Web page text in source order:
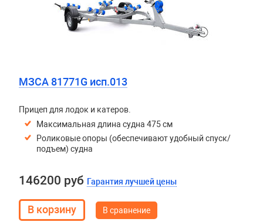
МЗСА 81771G исп.013
Прицеп для лодок и катеров.
Максимальная длина судна 475 см
Роликовые опоры (обеспечивают удобный спуск/
подъем) судна
146200 руб Гарантия лучшей цены
В сравнение